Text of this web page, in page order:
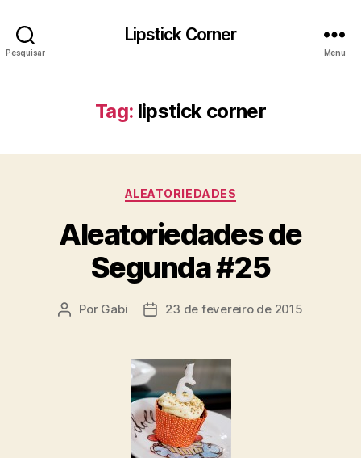
Pesquisar
Lipstick Corner
Menu
Tag: lipstick corner
Categorias
ALEATORIEDADES
Aleatoriedades de
Segunda #25
Autor
Por Gabi
Data23 de fevereiro de 2015